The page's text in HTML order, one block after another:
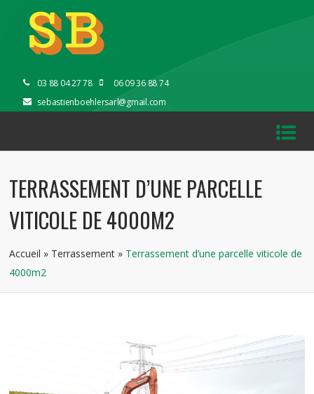
03 88 04 27 78
06 09 36 88 74
sebastienboehlersarl@gmail.com
TERRASSEMENT D’UNE PARCELLE
VITICOLE DE 4000M2
Accueil » Terrassement » Terrassement d’une parcelle viticole de
4000m2